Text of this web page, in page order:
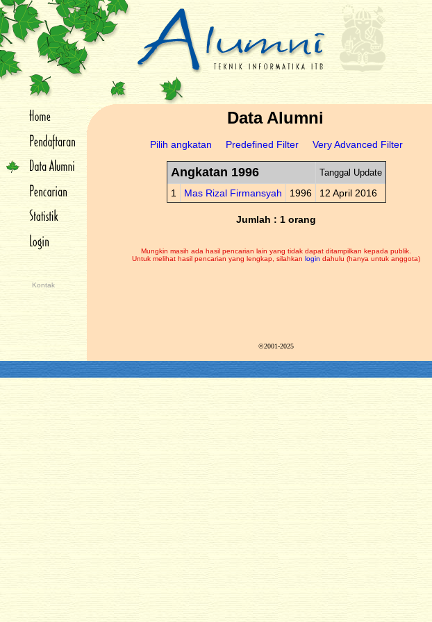
Kontak
Data Alumni
Pilih angkatan Predefined Filter Very Advanced Filter
Angkatan 1996 Tanggal Update
1 Mas Rizal Firmansyah 1996 12 April 2016
Jumlah : 1 orang
Mungkin masih ada hasil pencarian lain yang tidak dapat ditampilkan kepada publik.
Untuk melihat hasil pencarian yang lengkap, silahkan login dahulu (hanya untuk anggota)
©2001-2025